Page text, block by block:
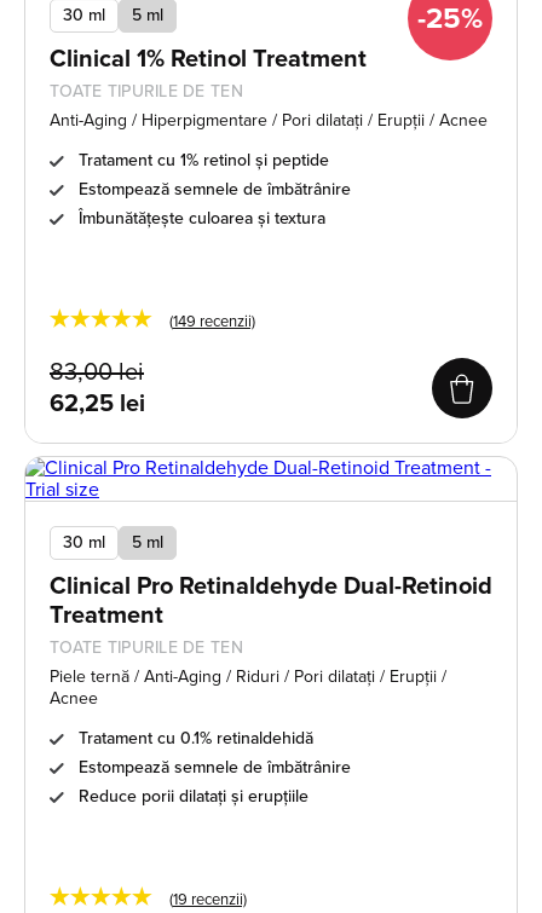
-25%
30 ml 5 ml
Clinical 1% Retinol Treatment
TOATE TIPURILE DE TEN
Anti-Aging / Hiperpigmentare / Pori dilatați / Erupții / Acnee
Tratament cu 1% retinol și peptide
Estompează semnele de îmbătrânire
Îmbunătățește culoarea și textura
★★★★★ (149 recenzii)
83,00lei
Prețul
inițial
fost:
83,00 lei.
62,25 lei
Prețul
curent
este:
62,25 lei.
30 ml 5 ml
Clinical Pro Retinaldehyde Dual-Retinoid
Treatment
TOATE TIPURILE DE TEN
Piele ternă / Anti-Aging / Riduri / Pori dilatați / Erupții /
Acnee
Tratament cu 0.1% retinaldehidă
Estompează semnele de îmbătrânire
Reduce porii dilatați și erupțiile
★★★★★ (19 recenzii)